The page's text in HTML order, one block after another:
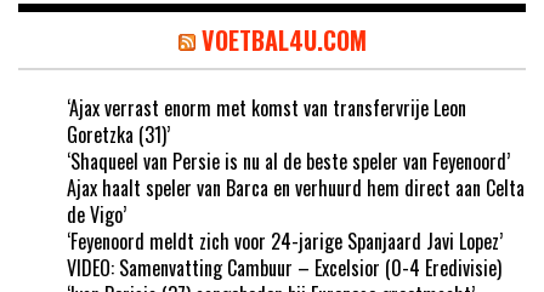
VOETBAL4U.COM
‘Ajax verrast enorm met komst van transfervrije Leon
Goretzka (31)’
‘Shaqueel van Persie is nu al de beste speler van Feyenoord’
Ajax haalt speler van Barca en verhuurd hem direct aan Celta
de Vigo’
‘Feyenoord meldt zich voor 24-jarige Spanjaard Javi Lopez’
VIDEO: Samenvatting Cambuur – Excelsior (0-4 Eredivisie)